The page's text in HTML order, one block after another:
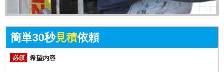
簡単30秒見積依頼
必須 希望内容